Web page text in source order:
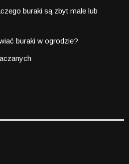
buraki są zbyt małe lub
buraki w ogrodzie?